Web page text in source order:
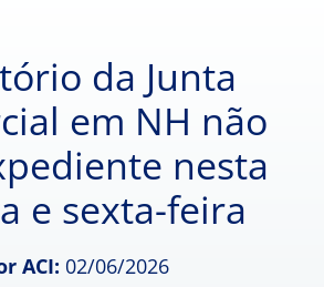
da Junta
em NH não
nesta
e sexta-feira
ACI: 02/06/2026